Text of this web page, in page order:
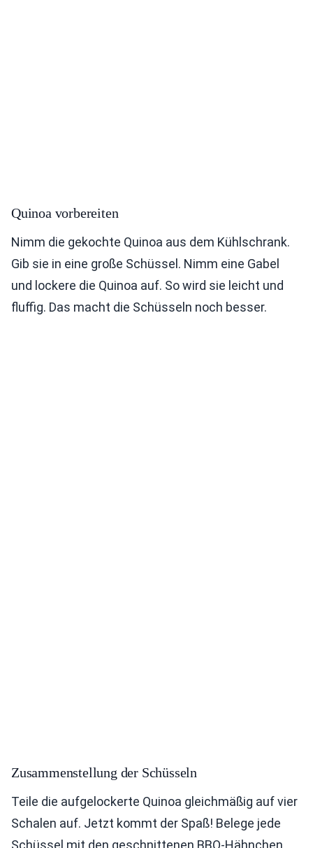
Quinoa vorbereiten
Nimm die gekochte Quinoa aus dem Kühlschrank.
Gib sie in eine große Schüssel. Nimm eine Gabel
und lockere die Quinoa auf. So wird sie leicht und
fluffig. Das macht die Schüsseln noch besser.
Zusammenstellung der Schüsseln
Teile die aufgelockerte Quinoa gleichmäßig auf vier
Schalen auf. Jetzt kommt der Spaß! Belege jede
Schüssel mit den geschnittenen BBQ-Hähnchen.